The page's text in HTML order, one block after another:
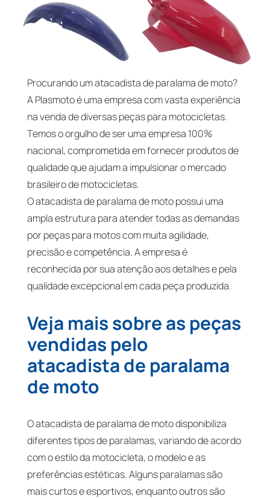
Procurando um atacadista de paralama de moto?
A Plasmoto é uma empresa com vasta experiência
na venda de diversas peças para motocicletas.
Temos o orgulho de ser uma empresa 100%
nacional, comprometida em fornecer produtos de
qualidade que ajudam a impulsionar o mercado
brasileiro de motocicletas.
O atacadista de paralama de moto possui uma
ampla estrutura para atender todas as demandas
por peças para motos com muita agilidade,
precisão e competência. A empresa é
reconhecida por sua atenção aos detalhes e pela
qualidade excepcional em cada peça produzida.
Veja mais sobre as peças
vendidas pelo
atacadista de paralama
de moto
O atacadista de paralama de moto disponibiliza
diferentes tipos de paralamas, variando de acordo
com o estilo da motocicleta, o modelo e as
preferências estéticas. Alguns paralamas são
mais curtos e esportivos, enquanto outros são